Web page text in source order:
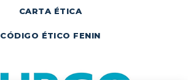
CARTA ÉTICA
CÓDIGO ÉTICO FENIN